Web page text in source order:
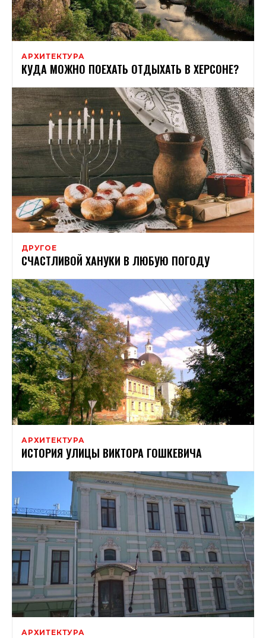
АРХИТЕКТУРА
КУДА МОЖНО ПОЕХАТЬ ОТДЫХАТЬ В ХЕРСОНЕ?
ДРУГОЕ
СЧАСТЛИВОЙ ХАНУКИ В ЛЮБУЮ ПОГОДУ
АРХИТЕКТУРА
ИСТОРИЯ УЛИЦЫ ВИКТОРА ГОШКЕВИЧА
АРХИТЕКТУРА